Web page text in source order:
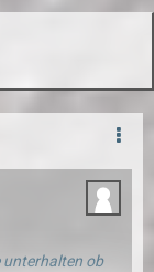
unterhalten ob